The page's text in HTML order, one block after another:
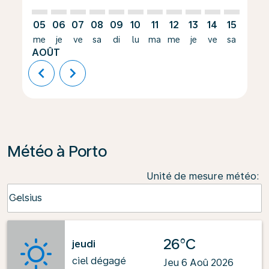
05
me
AOÛT
06
je
07
ve
08
sa
09
di
10
lu
11
ma
12
me
13
je
14
ve
15
sa
chevron_left chevron_right
Météo à Porto
Unité de mesure météo:
Celsius
keyboard_arrow_down
jeudi
ciel dégagé
26°C
Jeu 6 Aoû 2026